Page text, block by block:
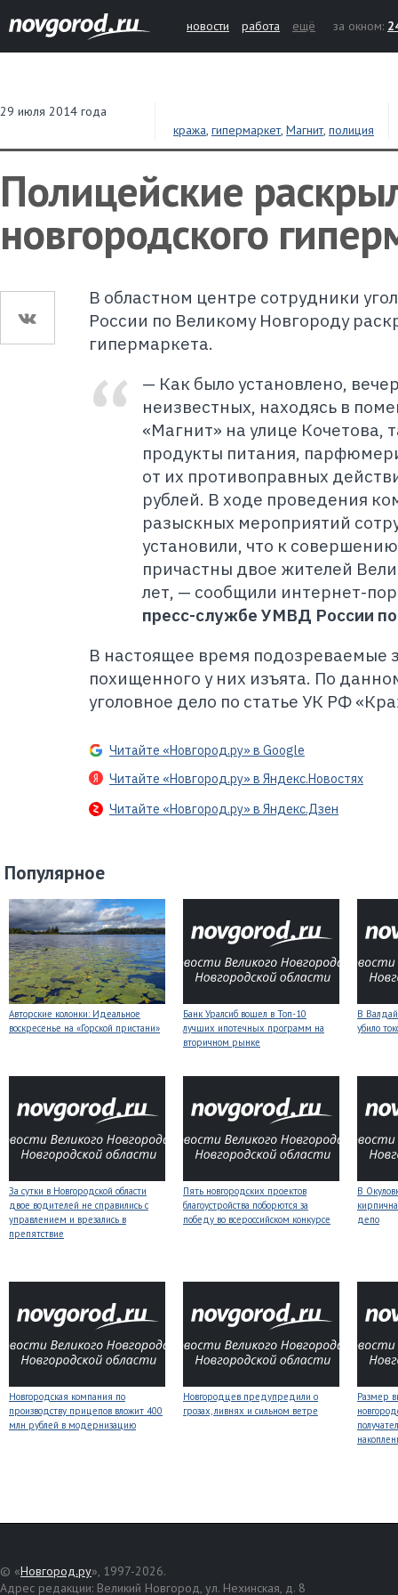
новости работа ещё за окном:
29 июля 2014 года
кража, гипермаркет, Магнит, полиция
Полицейские
новгородского
В областном центре сотрудники
России по Великому Новгороду
гипермаркета.
— Как было установлено,
неизвестных, находясь в
«Магнит» на улице Кочетова,
продукты питания,
от их противоправных
рублей. В ходе проведения
разыскных мероприятий
установили, что к
причастны двое жителей
лет, — сообщили интернет-
пресс-службе УМВД России
В настоящее время подозреваемые
похищенного у них изъята. По
уголовное дело по статье УК РФ
Читайте «Новгород.ру» в Google
Читайте «Новгород.ру» в Яндекс.Новостях
Читайте «Новгород.ру» в Яндекс.Дзен
Популярное
Авторские колонки: Идеальное
воскресенье на «Горской пристани»
Банк Уралсиб вошел в Топ-10
лучших ипотечных программ на
вторичном рынке
В
убило
За сутки в Новгородской области
двое водителей не справились с
управлением и врезались в
препятствие
Пять новгородских проектов
благоустройства поборются за
победу во всероссийском конкурсе
В
депо
Новгородская компания по
производству прицепов вложит 400
млн рублей в модернизацию
Новгородцев предупредили о
грозах, ливнях и сильном ветре
Размер
© «Новгород.ру», 1997-2026.
Адрес редакции: Великий Новгород, ул. Нехинская, д. 8